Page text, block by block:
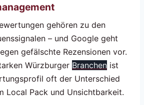
gehören zu den
– und Google geht
gefälschte Rezensionen vor.
Würzburger Branchen ist
oft der Unterschied
Local Pack und Unsichtbarkeit.